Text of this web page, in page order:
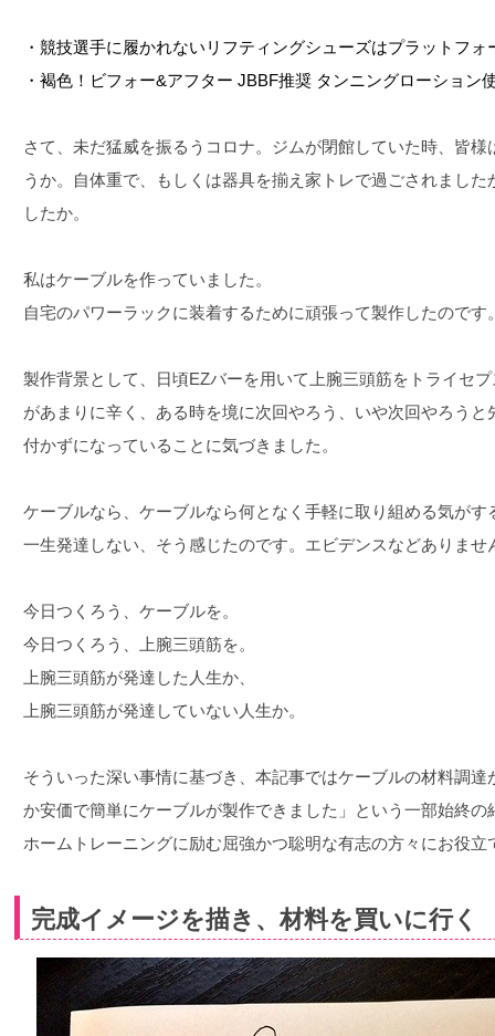
・競技選手に履かれないリフティングシューズはプラットフ
・褐色！ビフォー&アフター JBBF推奨 タンニングローション
さて、未だ猛威を振るうコロナ。ジムが閉館していた時、皆
うか。自体重で、もしくは器具を揃え家トレで過ごされまし
したか。
私はケーブルを作っていました。
自宅のパワーラックに装着するために頑張って製作したのです
製作背景として、日頃EZバーを用いて上腕三頭筋をトライセ
があまりに辛く、ある時を境に次回やろう、いや次回やろう
付かずになっていることに気づきました。
ケーブルなら、ケーブルなら何となく手軽に取り組める気が
一生発達しない、そう感じたのです。エビデンスなどありませ
今日つくろう、ケーブルを。
今日つくろう、上腕三頭筋を。
上腕三頭筋が発達した人生か、
上腕三頭筋が発達していない人生か。
そういった深い事情に基づき、本記事ではケーブルの材料調
か安価で簡単にケーブルが製作できました」という一部始終の
ホームトレーニングに励む屈強かつ聡明な有志の方々にお役立
完成イメージを描き、材料を買いに行く